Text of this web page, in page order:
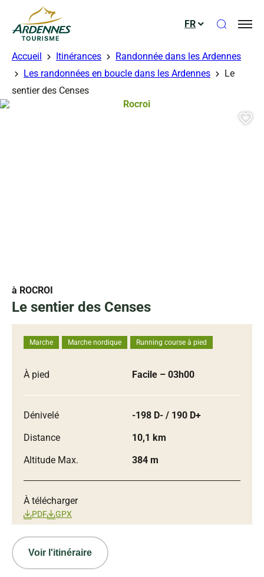
ADT des Ardennes
FR Ouvrir
Accueil Itinérances
Randonnée dans les Ardennes
Les randonnées en boucle dans les Ardennes
Le
sentier des Censes
à ROCROI
Le sentier des Censes
Rocroi, © Marc Suméra
Marche Marche nordique Running course à pied
À pied Facile – 03h00
Dénivelé
-198 D- / 190 D+
Distance
10,1 km
Altitude Max.
384 m
À télécharger
PDF GPX
Voir l'itinéraire